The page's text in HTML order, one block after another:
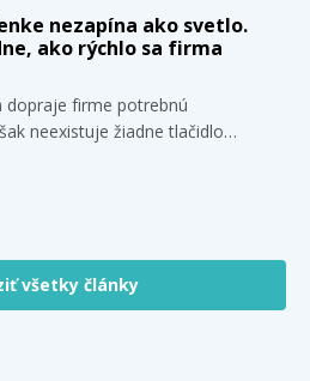
nezapína ako svetlo.
ako rýchlo sa firma
dopraje firme potrebnú
neexistuje žiadne tlačidlo
sa musí znovu zosúladiť – ľudia,
dní doháňať stratený výkon.
všetky články